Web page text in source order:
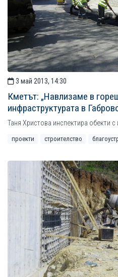
3 май 2013, 14:30
Кметът: „Навлизаме в
инфраструктурата в
Таня Христова инспектира обекти с
проекти строителство